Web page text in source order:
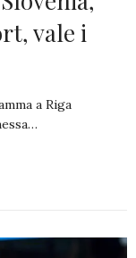
vale i
a Riga